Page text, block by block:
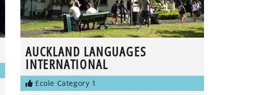
AUCKLAND LANGUAGES
INTERNATIONAL
Ecole Category 1